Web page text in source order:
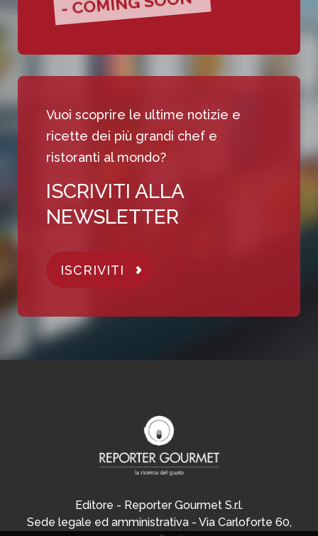
Vuoi scoprire le ultime notizie e
ricette dei più grandi chef e
ristoranti al mondo?
ISCRIVITI ALLA
NEWSLETTER
ISCRIVITI
Editore - Reporter Gourmet S.r.l.
Sede legale ed amministrativa - Via Carloforte 60,